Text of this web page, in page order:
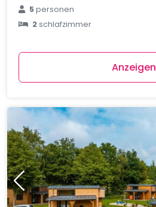
5personen
2schlafzimmer
Anzeigen